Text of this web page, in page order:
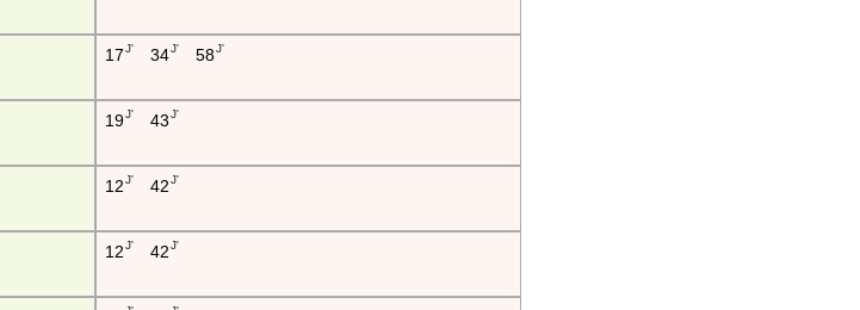
17J' 34J' 58J'
19J' 43J'
12J' 42J'
12J' 42J'